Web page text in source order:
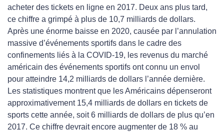
acheter des tickets en ligne en 2017. Deux ans plus tard,
ce chiffre a grimpé à plus de 10,7 milliards de dollars.
Après une énorme baisse en 2020, causée par l’annulation
massive d’événements sportifs dans le cadre des
confinements liés à la COVID-19, les revenus du marché
américain des événements sportifs ont connu un envol
pour atteindre 14,2 milliards de dollars l’année dernière.
Les statistiques montrent que les Américains dépenseront
approximativement 15,4 milliards de dollars en tickets de
sports cette année, soit 6 milliards de dollars de plus qu’en
2017. Ce chiffre devrait encore augmenter de 18 % au